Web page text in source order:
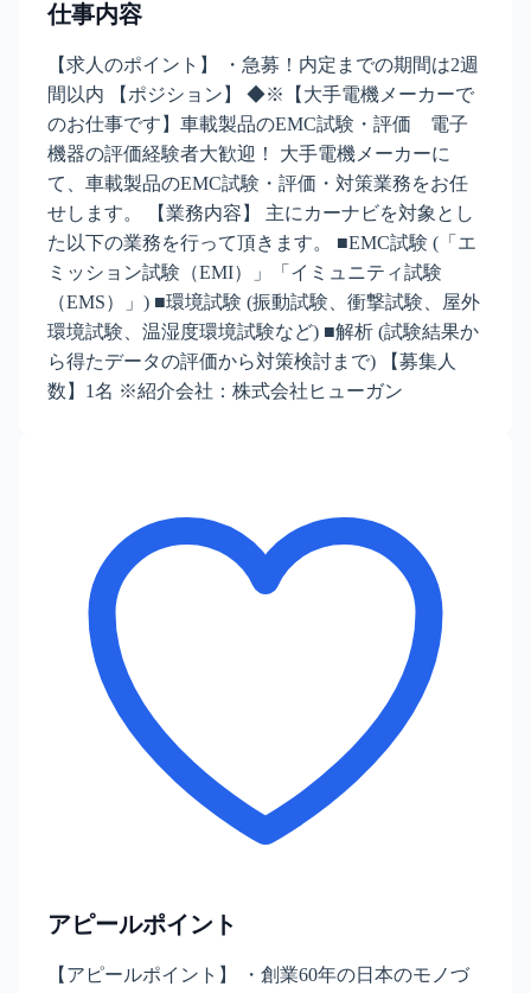
仕事内容
【求人のポイント】 ・急募！内定までの期間は2週
間以内 【ポジション】 ◆※【大手電機メーカーで
のお仕事です】車載製品のEMC試験・評価 電子
機器の評価経験者大歓迎！ 大手電機メーカーに
て、車載製品のEMC試験・評価・対策業務をお任
せします。 【業務内容】 主にカーナビを対象とし
た以下の業務を行って頂きます。 ■EMC試験 (「エ
ミッション試験（EMI）」「イミュニティ試験
（EMS）」) ■環境試験 (振動試験、衝撃試験、屋外
環境試験、温湿度環境試験など) ■解析 (試験結果か
ら得たデータの評価から対策検討まで) 【募集人
数】1名 ※紹介会社：株式会社ヒューガン
アピールポイント
【アピールポイント】 ・創業60年の日本のモノづ